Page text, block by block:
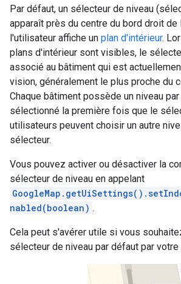
Par défaut, un sélecteur de niveau
apparaît près du centre du bord droit de
l'utilisateur affiche un plan d'intérieur.
plans d'intérieur sont visibles, le
associé au bâtiment qui est
vision, généralement le plus proche du
Chaque bâtiment possède un niveau
sélectionné la première fois que le
utilisateurs peuvent choisir un autre
sélecteur.
Vous pouvez activer ou désactiver la
sélecteur de niveau en appelant
nabled(boolean) .
Cela peut s'avérer utile si vous
sélecteur de niveau par défaut par